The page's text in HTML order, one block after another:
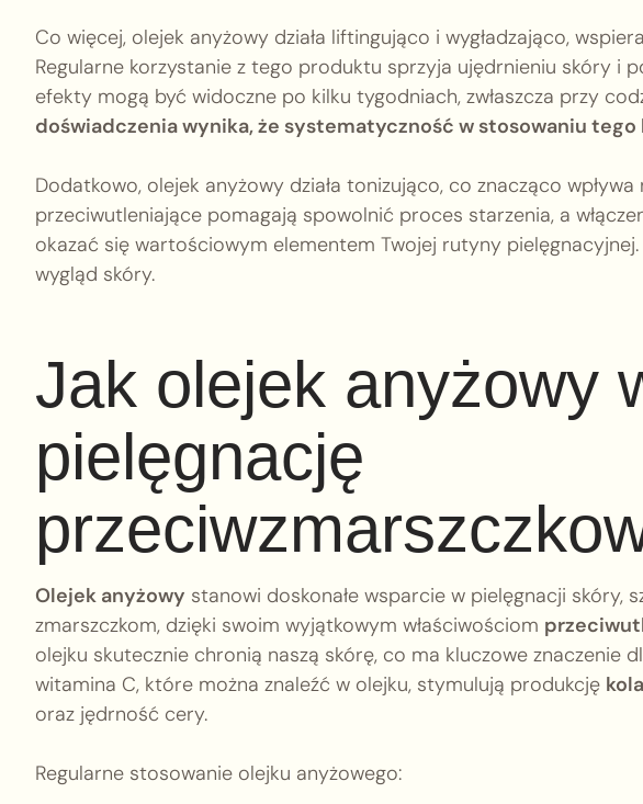
Co więcej, olejek anyżowy działa liftingująco i wygładzająco,
Regularne korzystanie z tego produktu sprzyja ujędrnieniu skóry i
efekty mogą być widoczne po kilku tygodniach, zwłaszcza przy
doświadczenia wynika, że systematyczność w stosowaniu
Dodatkowo, olejek anyżowy działa tonizująco, co znacząco
przeciwutleniające pomagają spowolnić proces starzenia, a
okazać się wartościowym elementem Twojej rutyny
wygląd skóry.
Jak olejek anyżowy
pielęgnację
Olejek anyżowy stanowi doskonałe wsparcie w pielęgnacji skóry,
zmarszczkom, dzięki swoim wyjątkowym właściwościom
olejku skutecznie chronią naszą skórę, co ma kluczowe znaczenie
witamina C, które można znaleźć w olejku, stymulują produkcję
oraz jędrność cery.
Regularne stosowanie olejku anyżowego: